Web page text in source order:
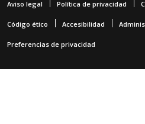
Aviso legal Política de privacidad
Código ético Accesibilidad
Preferencias de privacidad